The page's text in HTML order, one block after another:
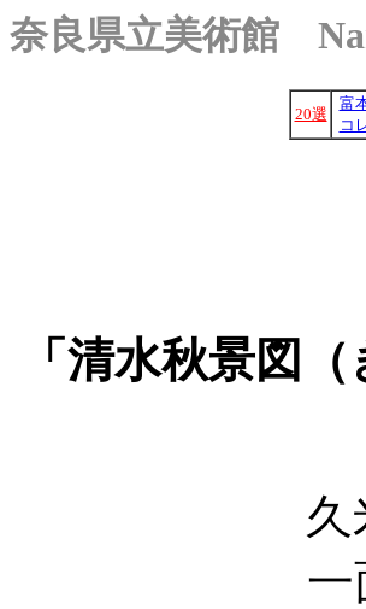
奈良県立美術館
20選
富
コ
「清水秋景図
久